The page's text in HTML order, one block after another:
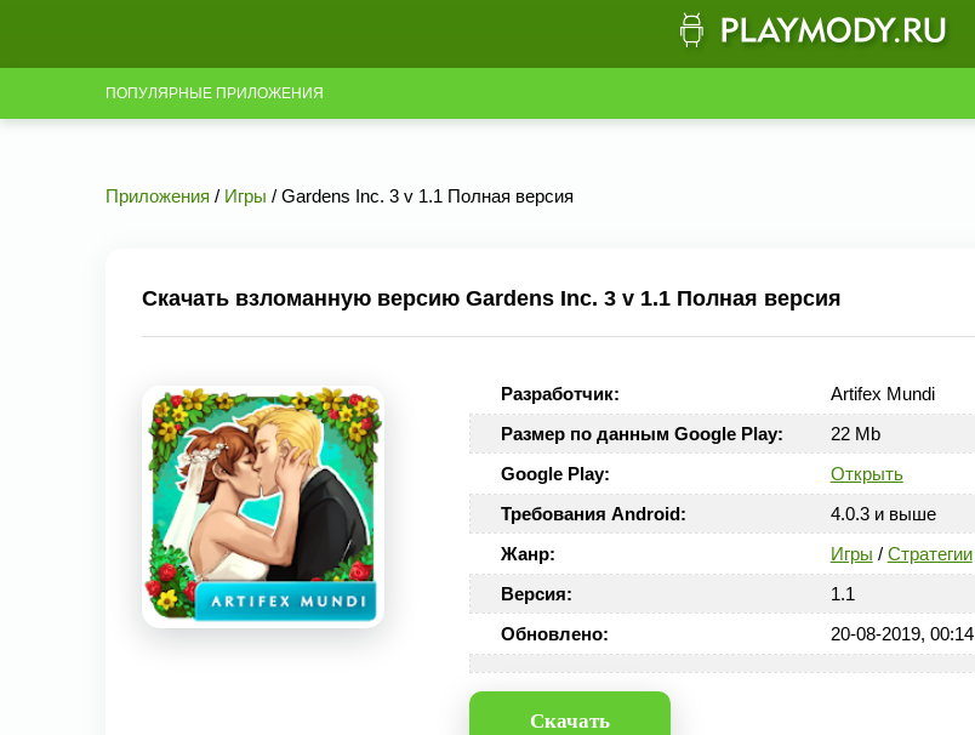
ПОПУЛЯРНЫЕ ПРИЛОЖЕНИЯ
Приложения / Игры / Gardens Inc. 3 v 1.1 Полная версия
Скачать взломанную версию Gardens Inc. 3 v 1.1 Полная версия
Разработчик:
Artifex Mundi
Размер по данным Google Play:
22 Mb
Google Play:
Открыть
Требования Android:
4.0.3 и выше
Жанр:
Игры / Стратегии
Версия:
1.1
Обновлено:
20-08-2019, 00:14
Скачать